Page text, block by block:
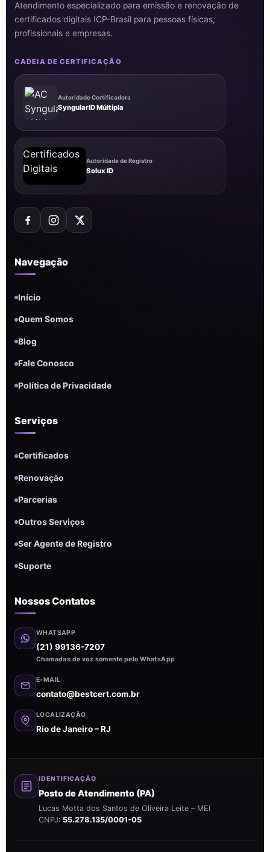
Atendimento especializado para emissão e renovação de
certificados digitais ICP-Brasil para pessoas físicas,
profissionais e empresas.
CADEIA DE CERTIFICAÇÃO
Autoridade Certificadora
SyngularID Múltipla
Autoridade de Registro
Solux ID
Navegação
Início
Quem Somos
Blog
Fale Conosco
Política de Privacidade
Serviços
Certificados
Renovação
Parcerias
Outros Serviços
Ser Agente de Registro
Suporte
Nossos Contatos
WHATSAPP
(21) 99136-7207
Chamadas de voz somente pelo WhatsApp
E-MAIL
contato@bestcert.com.br
LOCALIZAÇÃO
Rio de Janeiro – RJ
IDENTIFICAÇÃO
Posto de Atendimento (PA)
Lucas Motta dos Santos de Oliveira Leite – MEI
CNPJ: 55.278.135/0001-05